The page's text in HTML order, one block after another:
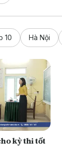
10 Hà Nội
kỳ thi tốt